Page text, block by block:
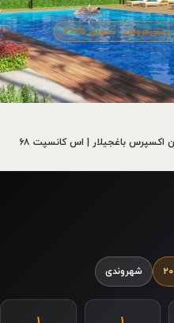
پیش‌فروش · تحویل ۲۰۲۵
آپارتمان لوکس ۱+۱ در AS Concept باسین اکسپرس باغجیلار | اس کانسپت ۶۸
شهروندی